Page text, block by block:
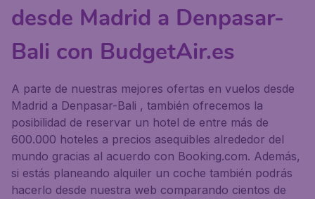
desde Madrid a Denpasar-
Bali con BudgetAir.es
A parte de nuestras mejores ofertas en vuelos desde
Madrid a Denpasar-Bali , también ofrecemos la
posibilidad de reservar un hotel de entre más de
600.000 hoteles a precios asequibles alrededor del
mundo gracias al acuerdo con Booking.com. Además,
si estás planeando alquiler un coche también podrás
hacerlo desde nuestra web comparando cientos de